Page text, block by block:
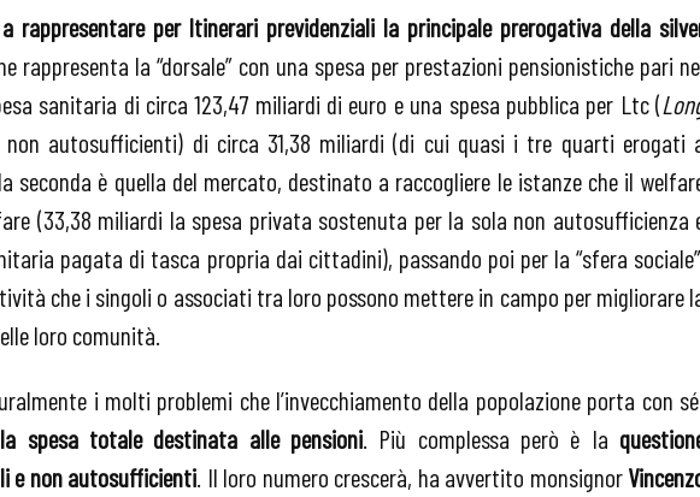
rappresentare per Itinerari previdenziali la principale prerogativa della
rappresenta la “dorsale” con una spesa per prestazioni pensionistiche pari
sanitaria di circa 123,47 miliardi di euro e una spesa pubblica per Ltc (
non autosufficienti) di circa 31,38 miliardi (di cui quasi i tre quarti erogati
seconda è quella del mercato, destinato a raccogliere le istanze che il
(33,38 miliardi la spesa privata sostenuta per la sola non autosufficienza
pagata di tasca propria dai cittadini), passando poi per la “sfera
che i singoli o associati tra loro possono mettere in campo per migliorare
loro comunità.
i molti problemi che l’invecchiamento della popolazione porta con sé.
spesa totale destinata alle pensioni . Più complessa però è la
e non autosufficienti . Il loro numero crescerà, ha avvertito monsignor